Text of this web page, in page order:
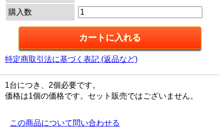
購入数
特定商取引法に基づく表記 (返品など)
1台につき、2個必要です。
価格は1個の価格です。セット販売ではございません。
この商品について問い合わせる